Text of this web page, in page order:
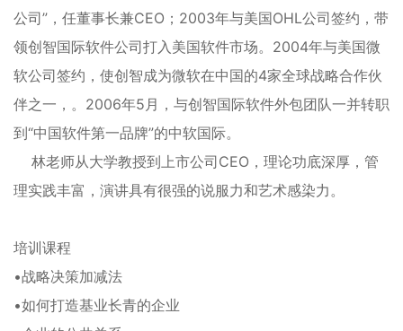
公司”，任董事长兼CEO；2003年与美国OHL公司签约，带
领创智国际软件公司打入美国软件市场。2004年与美国微
软公司签约，使创智成为微软在中国的4家全球战略合作伙
伴之一，。2006年5月，与创智国际软件外包团队一并转职
到“中国软件第一品牌”的中软国际。
林老师从大学教授到上市公司CEO，理论功底深厚，管
理实践丰富，演讲具有很强的说服力和艺术感染力。
培训课程
•战略决策加减法
•如何打造基业长青的企业